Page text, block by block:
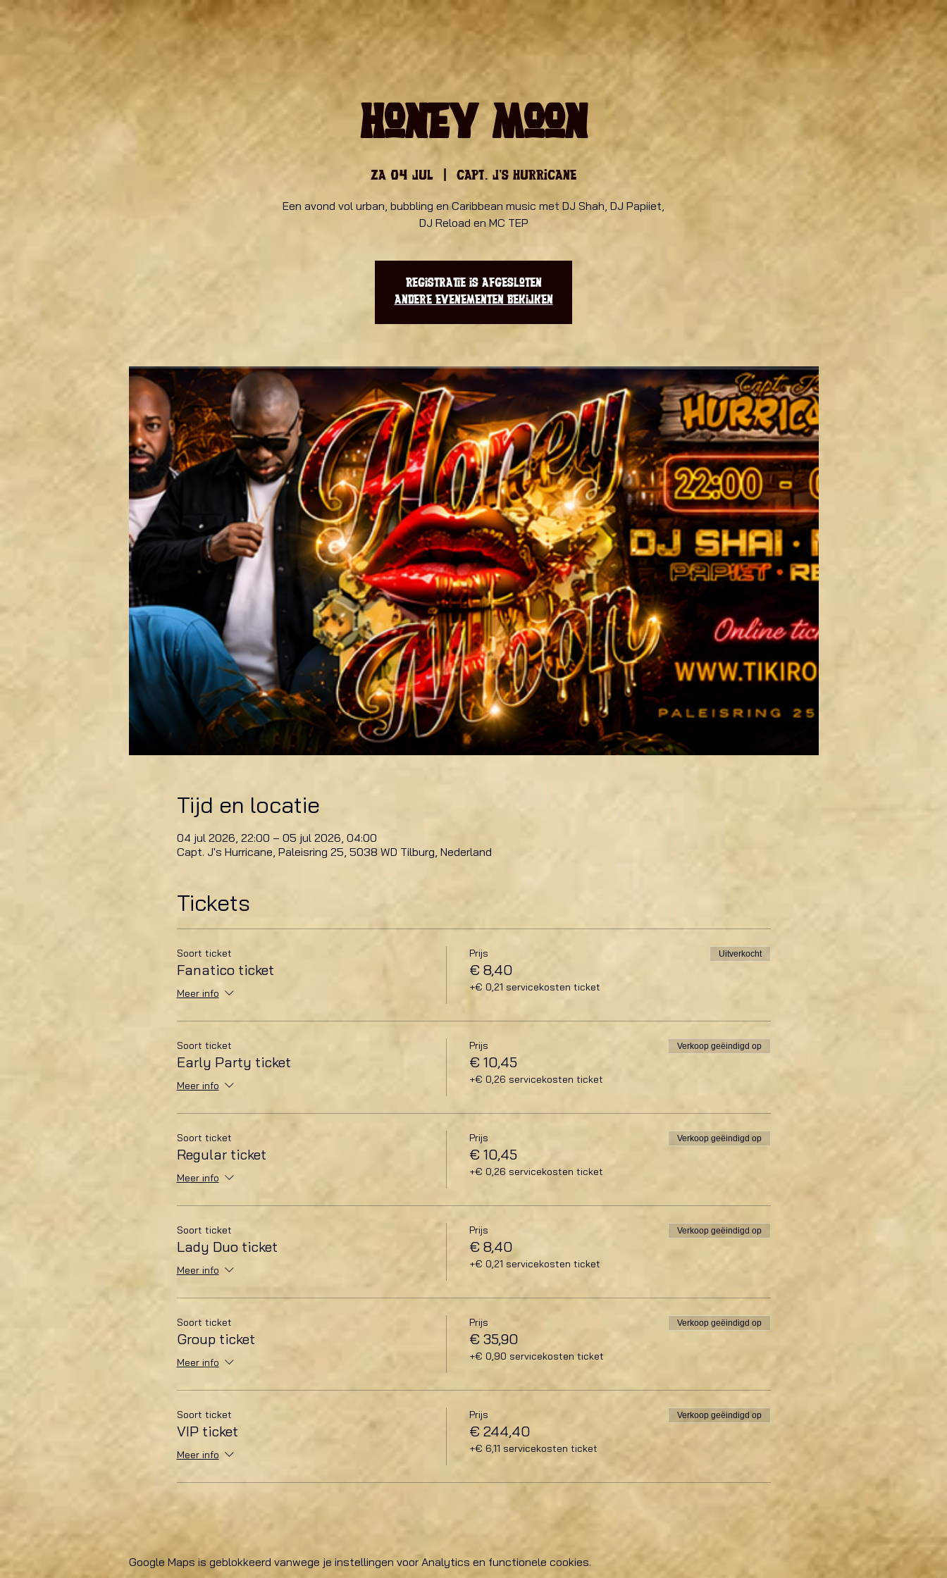
Honey Moon
za 04 jul Capt. J's Hurricane
Een avond vol urban, bubbling en Caribbean music met DJ Shah, DJ Papiiet,
DJ Reload en MC TEP
Registratie is afgesloten
Andere evenementen bekijken
Tijd en locatie
04 jul 2026, 22:00 – 05 jul 2026, 04:00
Capt. J's Hurricane, Paleisring 25, 5038 WD Tilburg, Nederland
Tickets
Soort ticket
Fanatico ticket
Meer info
Prijs
€ 8,40
+€ 0,21 servicekosten ticket
Uitverkocht
Soort ticket
Early Party ticket
Meer info
Prijs
€ 10,45
+€ 0,26 servicekosten ticket
Verkoop geëindigd op
Soort ticket
Regular ticket
Meer info
Prijs
€ 10,45
+€ 0,26 servicekosten ticket
Verkoop geëindigd op
Soort ticket
Lady Duo ticket
Meer info
Prijs
€ 8,40
+€ 0,21 servicekosten ticket
Verkoop geëindigd op
Soort ticket
Group ticket
Meer info
Prijs
€ 35,90
+€ 0,90 servicekosten ticket
Verkoop geëindigd op
Soort ticket
VIP ticket
Meer info
Prijs
€ 244,40
+€ 6,11 servicekosten ticket
Verkoop geëindigd op
Google Maps is geblokkeerd vanwege je instellingen voor Analytics en functionele cookies.